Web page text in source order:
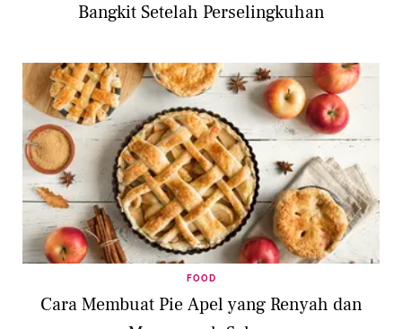
Bangkit Setelah Perselingkuhan
FOOD
Cara Membuat Pie Apel yang Renyah dan